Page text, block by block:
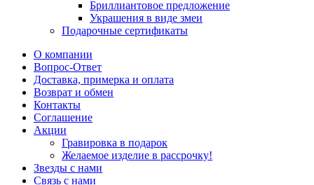
Бриллиантовое предложение
Украшения в виде змеи
Подарочные сертификаты
О компании
Вопрос-Ответ
Доставка, примерка и оплата
Возврат и обмен
Контакты
Соглашение
Акции
Гравировка в подарок
Желаемое изделие в рассрочку!
Звезды с нами
Связь с нами